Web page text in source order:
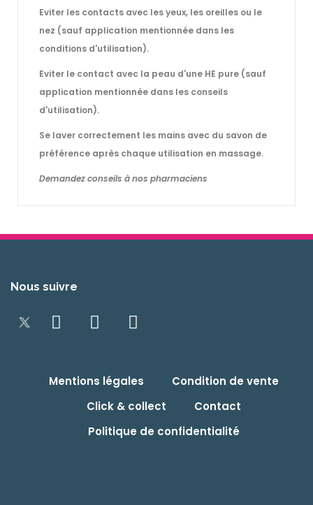
Eviter les contacts avec les yeux, les oreilles ou le
nez (sauf application mentionnée dans les
conditions d'utilisation).
Eviter le contact avec la peau d'une HE pure (sauf
application mentionnée dans les conseils
d'utilisation).
Se laver correctement les mains avec du savon de
préférence après chaque utilisation en massage.
Demandez conseils à nos pharmaciens
Nous suivre
Mentions légales
Condition de vente
Click & collect
Contact
Politique de confidentialité